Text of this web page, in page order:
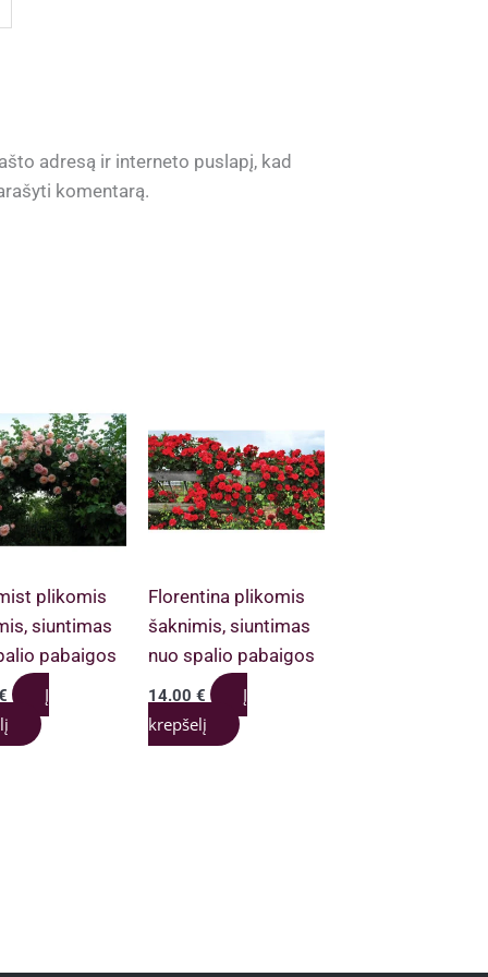
adresą ir interneto puslapį, kad
komentarą.
plikomis
siuntimas
pabaigos
Į
Florentina plikomis
šaknimis, siuntimas
nuo spalio pabaigos
14.00€
Į
krepšelį